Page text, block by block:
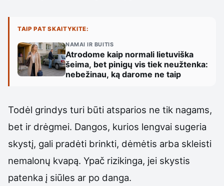
TAIP PAT SKAITYKITE:
NAMAI IR BUITIS
Atrodome kaip normali lietuviška
šeima, bet pinigų vis tiek neužtenka:
nebežinau, ką darome ne taip
Todėl grindys turi būti atsparios ne tik nagams,
bet ir drėgmei. Dangos, kurios lengvai sugeria
skystį, gali pradėti brinkti, dėmėtis arba skleisti
nemalonų kvapą. Ypač rizikinga, jei skystis
patenka į siūles ar po danga.